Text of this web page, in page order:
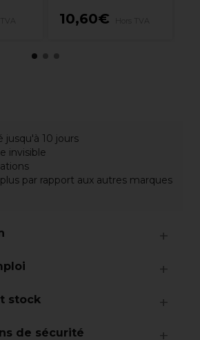
10,60€
jusqu'à 10 jours
invisible
par rapport aux autres marques
stock
de sécurité